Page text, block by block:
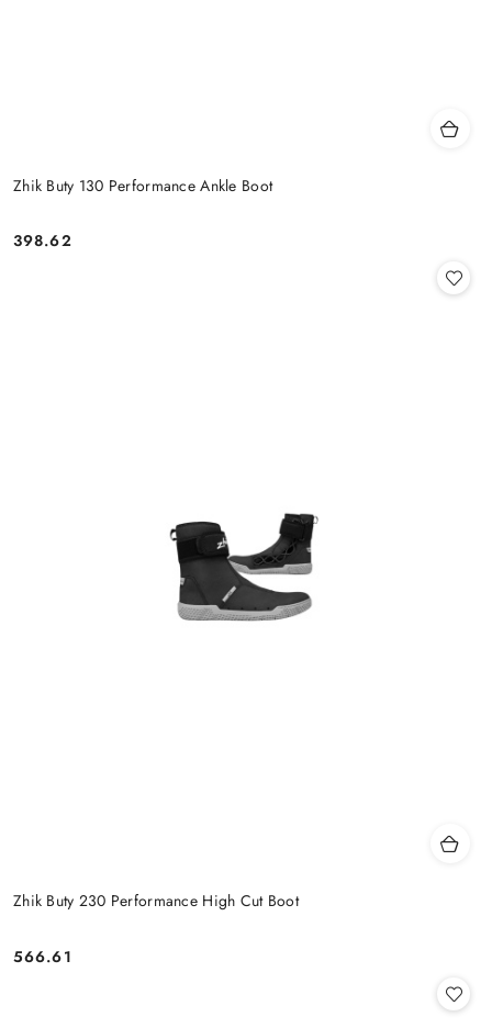
Zhik Buty 130 Performance Ankle Boot
Cena:
398.62
Zhik Buty 230 Performance High Cut Boot
Cena:
566.61